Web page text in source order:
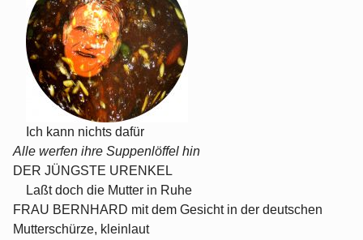
Ich kann nichts dafür
Alle werfen ihre Suppenlöffel hin
DER JÜNGSTE URENKEL
Laßt doch die Mutter in Ruhe
FRAU BERNHARD mit dem Gesicht in der deutschen
Mutterschürze, kleinlaut